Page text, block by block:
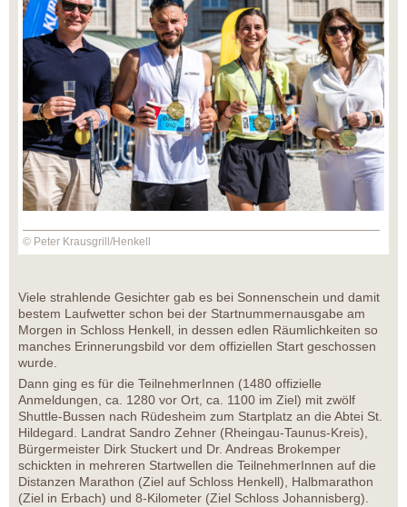
© Peter Krausgrill/Henkell
Viele strahlende Gesichter gab es bei Sonnenschein und damit
bestem Laufwetter schon bei der Startnummernausgabe am
Morgen in Schloss Henkell, in dessen edlen Räumlichkeiten so
manches Erinnerungsbild vor dem offiziellen Start geschossen
wurde.
Dann ging es für die TeilnehmerInnen (1480 offizielle
Anmeldungen, ca. 1280 vor Ort, ca. 1100 im Ziel) mit zwölf
Shuttle-Bussen nach Rüdesheim zum Startplatz an die Abtei St.
Hildegard. Landrat Sandro Zehner (Rheingau-Taunus-Kreis),
Bürgermeister Dirk Stuckert und Dr. Andreas Brokemper
schickten in mehreren Startwellen die TeilnehmerInnen auf die
Distanzen Marathon (Ziel auf Schloss Henkell), Halbmarathon
(Ziel in Erbach) und 8-Kilometer (Ziel Schloss Johannisberg).